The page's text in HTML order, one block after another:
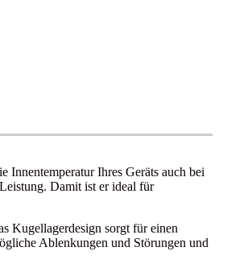
Ihres Geräts auch bei
Damit ist er ideal für
Kugellagerdesign sorgt für einen
Ablenkungen und Störungen und